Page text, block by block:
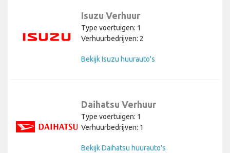
Isuzu Verhuur
Type voertuigen: 1
Verhuurbedrijven: 2
Bekijk Isuzu huurauto's
Daihatsu Verhuur
Type voertuigen: 1
Verhuurbedrijven: 1
Bekijk Daihatsu huurauto's